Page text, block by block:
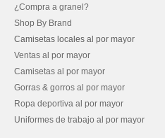
¿Compra a granel?
Shop By Brand
Camisetas locales al por mayor
Ventas al por mayor
Camisetas al por mayor
Gorras & gorros al por mayor
Ropa deportiva al por mayor
Uniformes de trabajo al por mayor